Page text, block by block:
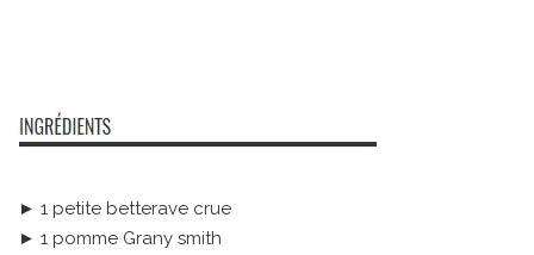
► 1 petite betterave crue
► 1 pomme Grany smith